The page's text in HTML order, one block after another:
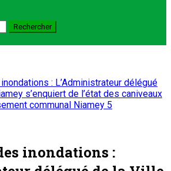
: L’Administrateur délégué
s’enquiert de l’état des caniveaux
communal Niamey 5
inondations :